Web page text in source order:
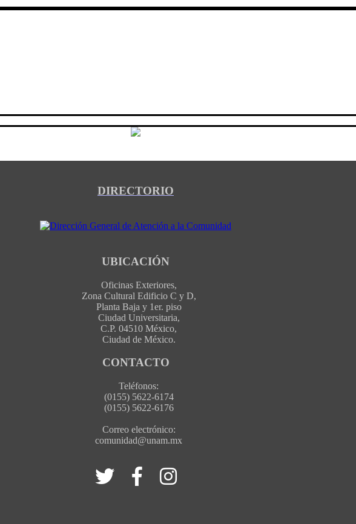
DIRECTORIO
UBICACIÓN
Oficinas Exteriores,
Zona Cultural Edificio C y D,
Planta Baja y 1er. piso
Ciudad Universitaria,
C.P. 04510 México,
Ciudad de México.
CONTACTO
Teléfonos:
(0155) 5622-6174
(0155) 5622-6176
Correo electrónico:
comunidad@unam.mx